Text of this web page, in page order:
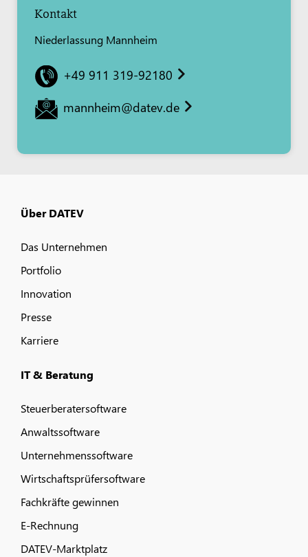
Kontakt
Niederlassung Mannheim
+49 911 319-92180
mannheim@datev.de
Über DATEV
Das Unternehmen
Portfolio
Innovation
Presse
Karriere
IT & Beratung
Steuerberatersoftware
Anwaltssoftware
Unternehmenssoftware
Wirtschaftsprüfersoftware
Fachkräfte gewinnen
E-Rechnung
DATEV-Marktplatz